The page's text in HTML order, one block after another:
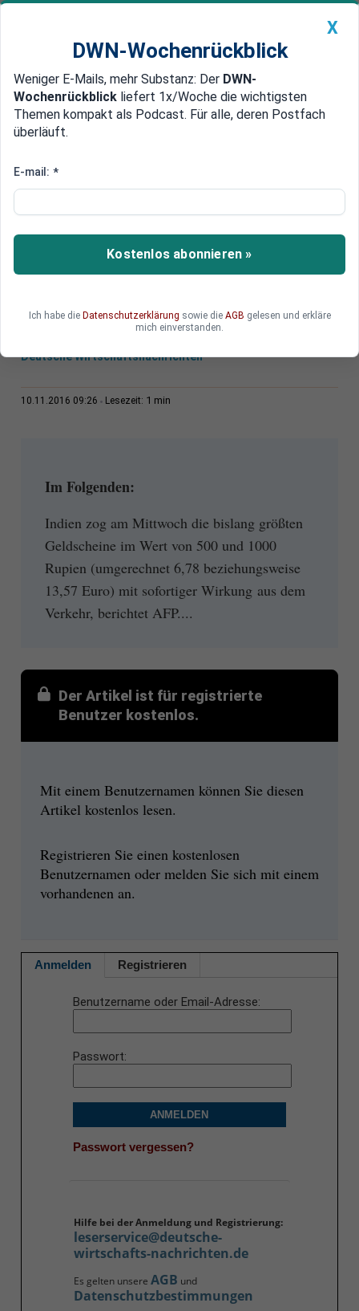
Newsticker MEIN DWN: Geldanlage Premium
Edelmetalle DWN-Magazin China
Bargeld-Reform
Indien tauscht große
Geldscheine aus
Indien tauscht große Geldscheine wie den 500er
Deutsche Wirtschaftsnachrichten
10.11.2016 09:26 Lesezeit: 1 min
Im Folgenden:
Indien zog am Mittwoch die bislang größten
Geldscheine im Wert von 500 und 1000
Rupien (umgerechnet 6,78 beziehungsweise
13,57 Euro) mit sofortiger Wirkung aus dem
Verkehr, berichtet AFP....
Der Artikel ist für registrierte
Benutzer kostenlos.
Mit einem Benutzernamen können Sie diesen
Artikel kostenlos lesen.
Registrieren Sie einen kostenlosen
Benutzernamen oder melden Sie sich mit einem
vorhandenen an.
Anmelden Registrieren
Benutzername oder Email-Adresse
Passwort
ANMELDEN
Passwort vergessen?
Hilfe bei der Anmeldung und Registrierung:
leserservice@deutsche-
wirtschafts-nachrichten.de
Es gelten unsere AGB und
Datenschutzbestimmungen
X
DWN-Wochenrückblick
Weniger E-Mails, mehr Substanz: Der DWN-
Wochenrückblick liefert 1x/Woche die wichtigsten
Themen kompakt als Podcast. Für alle, deren Postfach
überläuft.
E-mail: *
Kostenlos abonnieren »
Ich habe die Datenschutzerklärung sowie die AGB gelesen und erkläre
mich einverstanden.